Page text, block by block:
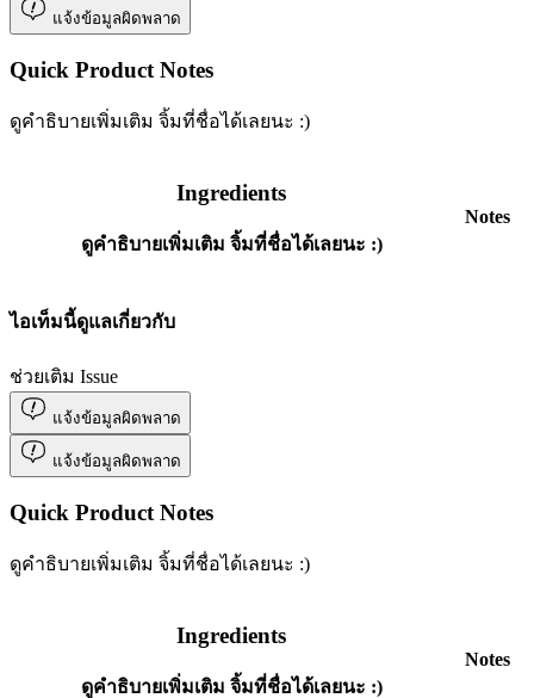
แจ้งข้อมูลผิดพลาด
Quick Product Notes
ดูคำธิบายเพิ่มเติม จิ้มที่ชื่อได้เลยนะ :)
Ingredients
ดูคำธิบายเพิ่มเติม จิ้มที่ชื่อได้เลยนะ :)
Notes
ไอเท็มนี้ดูแลเกี่ยวกับ
ช่วยเติม Issue
แจ้งข้อมูลผิดพลาด
แจ้งข้อมูลผิดพลาด
Quick Product Notes
ดูคำธิบายเพิ่มเติม จิ้มที่ชื่อได้เลยนะ :)
Ingredients
ดูคำธิบายเพิ่มเติม จิ้มที่ชื่อได้เลยนะ :)
Notes